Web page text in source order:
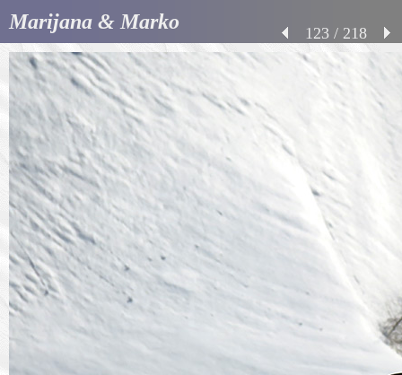
Marijana & Marko 123 / 218